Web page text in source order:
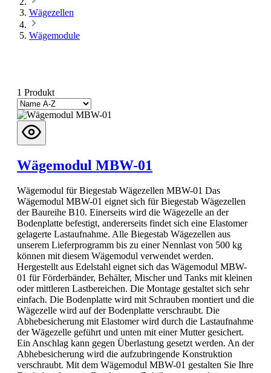
Wägezellen
Wägemodule
1 Produkt
Wägemodul MBW-01
Wägemodul für Biegestab Wägezellen MBW-01 Das
Wägemodul MBW-01 eignet sich für Biegestab Wägezellen
der Baureihe B10. Einerseits wird die Wägezelle an der
Bodenplatte befestigt, andererseits findet sich eine Elastomer
gelagerte Lastaufnahme. Alle Biegestab Wägezellen aus
unserem Lieferprogramm bis zu einer Nennlast von 500 kg
können mit diesem Wägemodul verwendet werden.
Hergestellt aus Edelstahl eignet sich das Wägemodul MBW-
01 für Förderbänder, Behälter, Mischer und Tanks mit kleinen
oder mittleren Lastbereichen. Die Montage gestaltet sich sehr
einfach. Die Bodenplatte wird mit Schrauben montiert und die
Wägezelle wird auf der Bodenplatte verschraubt. Die
Abhebesicherung mit Elastomer wird durch die Lastaufnahme
der Wägezelle geführt und unten mit einer Mutter gesichert.
Ein Anschlag kann gegen Überlastung gesetzt werden. An der
Abhebesicherung wird die aufzubringende Konstruktion
verschraubt. Mit dem Wägemodul MBW-01 gestalten Sie Ihre